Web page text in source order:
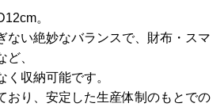
。
ない絶妙なバランスで、財布・スマ
、
収納可能です。
おり、安定した生産体制のもとでの